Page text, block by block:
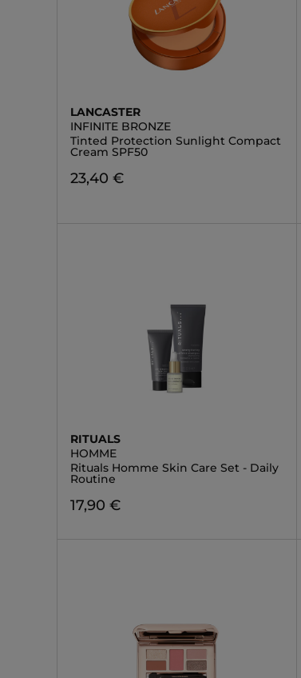
LANCASTER
INFINITE BRONZE
Tinted Protection Sunlight Compact
Cream SPF50
23,40 €
RITUALS
HOMME
Rituals Homme Skin Care Set - Daily
Routine
17,90 €